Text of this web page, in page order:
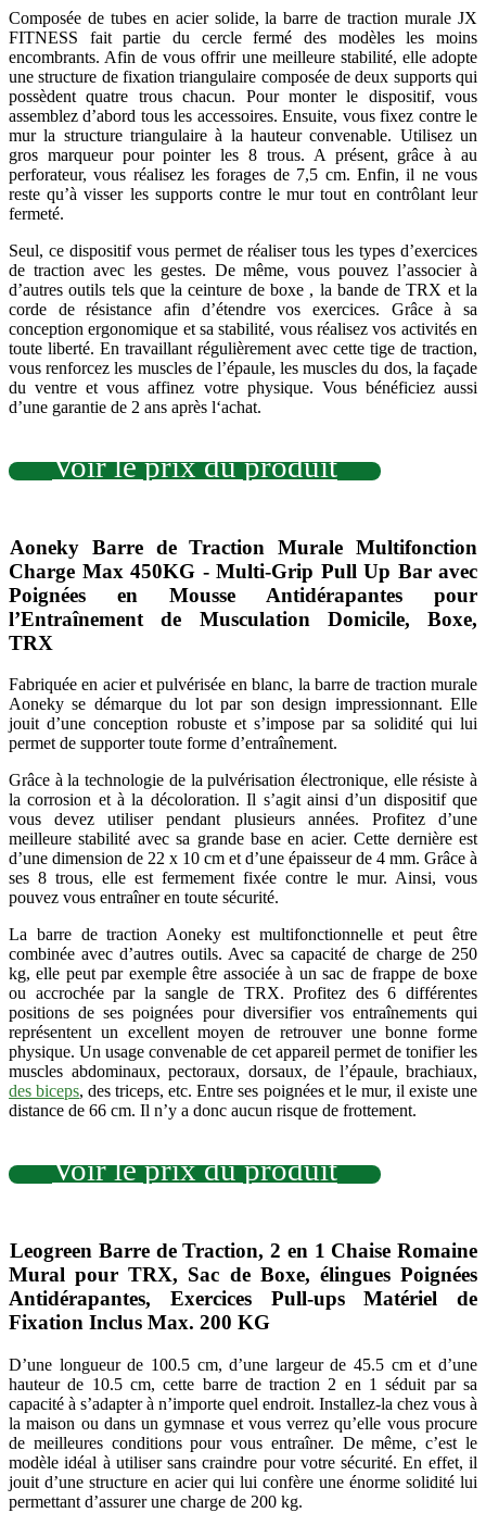
Composée de tubes en acier solide, la barre de traction murale JX
FITNESS fait partie du cercle fermé des modèles les moins
encombrants. Afin de vous offrir une meilleure stabilité, elle adopte
une structure de fixation triangulaire composée de deux supports qui
possèdent quatre trous chacun. Pour monter le dispositif, vous
assemblez d’abord tous les accessoires. Ensuite, vous fixez contre le
mur la structure triangulaire à la hauteur convenable. Utilisez un
gros marqueur pour pointer les 8 trous. A présent, grâce à au
perforateur, vous réalisez les forages de 7,5 cm. Enfin, il ne vous
reste qu’à visser les supports contre le mur tout en contrôlant leur
fermeté.
Seul, ce dispositif vous permet de réaliser tous les types d’exercices
de traction avec les gestes. De même, vous pouvez l’associer à
d’autres outils tels que laceinture de boxe , la bande de TRX et la
corde de résistance afin d’étendre vos exercices. Grâce à sa
conception ergonomique et sa stabilité, vous réalisez vos activités en
toute liberté. En travaillant régulièrement avec cette tige de traction,
vousrenforcez les muscles de l’épaule, les muscles du dos, la façade
du ventre et vous affinez votre physique. Vous bénéficiez aussi
d’une garantie de 2 ans après l‘achat.
Voir le prix du produit
Aoneky Barre de Traction Murale Multifonction
Charge Max 450KG - Multi-Grip Pull Up Bar avec
Poignées en Mousse Antidérapantes pour
l’Entraînement de Musculation Domicile, Boxe,
TRX
Fabriquée en acier et pulvérisée en blanc, la barre de traction murale
Aoneky se démarque du lot par son design impressionnant. Elle
jouit d’une conception robuste et s’impose par sa solidité qui lui
permet de supporter toute forme d’entraînement.
Grâce à la technologie de la pulvérisation électronique, elle résiste à
la corrosion et à la décoloration. Il s’agit ainsi d’un dispositif que
vous devez utiliser pendant plusieurs années. Profitez d’une
meilleure stabilité avec sa grande base en acier. Cette dernière est
d’une dimension de 22 x 10 cm et d’une épaisseur de 4 mm. Grâce à
ses 8 trous, elle est fermement fixée contre le mur. Ainsi, vous
pouvez vous entraîner en toute sécurité.
La barre de traction Aoneky est multifonctionnelle et peut être
combinée avec d’autres outils. Avec sa capacité de charge de 250
kg, elle peut par exemple être associée à un sac de frappe de boxe
ou accrochée par la sangle de TRX. Profitez des 6 différentes
positions de ses poignées pour diversifier vos entraînements qui
représentent un excellent moyen de retrouver une bonne forme
physique. Un usage convenable de cet appareil permet de tonifier les
muscles abdominaux, pectoraux, dorsaux, de l’épaule, brachiaux,
des biceps, des triceps, etc. Entre ses poignées et le mur, il existe une
distance de 66 cm. Il n’y a donc aucun risque de frottement.
Voir le prix du produit
Leogreen Barre de Traction, 2 en 1 Chaise Romaine
Mural pour TRX, Sac de Boxe, élingues Poignées
Antidérapantes, Exercices Pull-ups Matériel de
Fixation Inclus Max. 200 KG
D’une longueur de 100.5 cm, d’une largeur de 45.5 cm et d’une
hauteur de 10.5 cm, cette barre de traction 2 en 1 séduit par sa
capacité à s’adapter à n’importe quel endroit. Installez-la chez vous à
la maison ou dans un gymnase et vous verrez qu’elle vous procure
de meilleures conditions pour vous entraîner. De même, c’est le
modèle idéal à utiliser sans craindre pour votre sécurité. En effet, il
jouit d’une structure en acier qui lui confère une énorme solidité lui
permettant d’assurer une charge de 200 kg.